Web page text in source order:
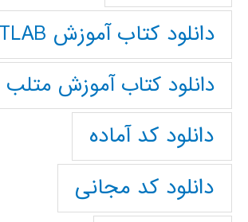
دانلود کتاب آموزش MATLAB
دانلود کتاب آموزش متلب
دانلود کد آماده
دانلود کد مجانی